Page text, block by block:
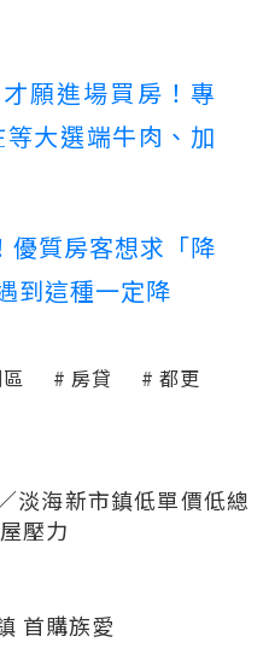
願進場買房！專
大選端牛肉、加
優質房客想求「降
到這種一定降
房貸
都更
淡海新市鎮低單價低總
壓力
首購族愛